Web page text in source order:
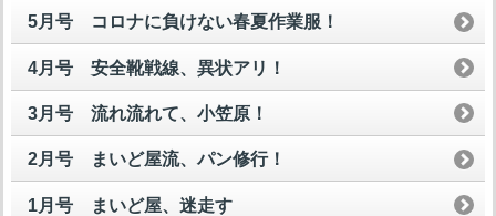
5月号 コロナに負けない春夏作業服！
4月号 安全靴戦線、異状アリ！
3月号 流れ流れて、小笠原！
2月号 まいど屋流、パン修行！
1月号 まいど屋、迷走す